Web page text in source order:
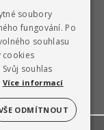
soubory
fungování. Po
souhlasu
cookies
souhlas
Více informací
ODMÍTNOUT